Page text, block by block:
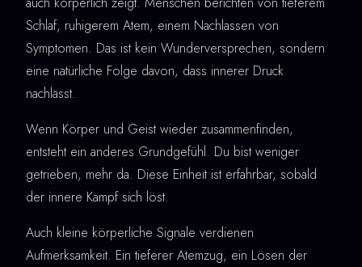
Schlaf, ruhigerem Atem, einem Nachlassen von
Symptomen. Das ist kein Wunderversprechen, sondern
eine natürliche Folge davon, dass innerer Druck
nachlässt.
Wenn Körper und Geist wieder zusammenfinden,
entsteht ein anderes Grundgefühl. Du bist weniger
getrieben, mehr da. Diese Einheit ist erfahrbar, sobald
der innere Kampf sich löst.
Auch kleine körperliche Signale verdienen
Aufmerksamkeit. Ein tieferer Atemzug, ein Lösen der